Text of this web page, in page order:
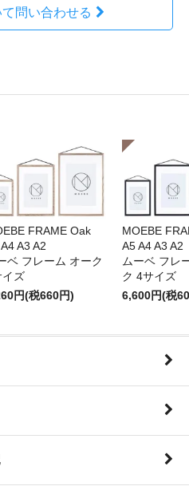
問い合わせる
FRAME Oak
A3 A2
ベ フレーム オーク
イズ
円(税660円)
MOEBE
A5 A4 A3 A2
ムーベ フレ
ク 4サイズ
6,600円(税